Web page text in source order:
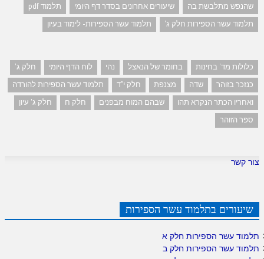
שהנפש מתלבשת בה
שיעורים אחרונים בסדר דף היומי
תלמוד pdf
תלמוד עשר הספירות חלק ג'
תלמוד עשר הספירות- לימוד בעיון
כלולות מד' בחינות בחומר של הנאצל נהי לוח הדף היומי
חלק ג'
כנזכר בזוהר
שדה מצנפת חלק י"ד
תלמוד עשר הספירות להורדה
ואחריו הכתר הנקרא תהו
שבהם המוח מבפנים חלק ח
חלק ג' עיון
ספר הזוהר
צור קשר
שיעורים בתלמוד עשר הספירות
תלמוד עשר הספירות חלק א
תלמוד עשר הספירות חלק ב